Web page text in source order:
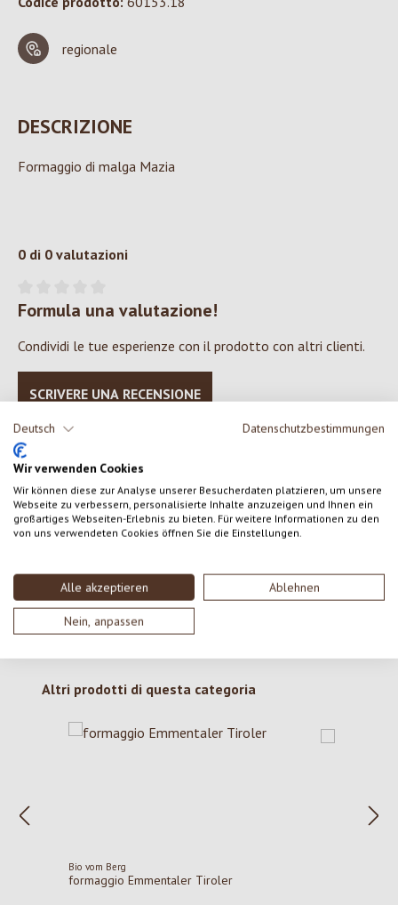
Deutsch Datenschutzbestimmungen
Wir verwenden Cookies
Wir können diese zur Analyse unserer Besucherdaten platzieren, um unsere
Webseite zu verbessern, personalisierte Inhalte anzuzeigen und Ihnen ein
großartiges Webseiten-Erlebnis zu bieten. Für weitere Informationen zu den
von uns verwendeten Cookies öffnen Sie die Einstellungen.
Alle akzeptieren Ablehnen
Nein, anpassen
regionale
DESCRIZIONE
Formaggio di malga Mazia
0 di 0 valutazioni
Valutazione media di 0 su 5 stelle
Formula una valutazione!
Condividi le tue esperienze con il prodotto con altri clienti.
SCRIVERE UNA RECENSIONE
Nessuna recensione trovata Condividi le tue opinioni
con gli altri.
Salta la galleria dei prodotti
Altri prodotti di questa categoria
Bio vom Berg
formaggio Emmentaler Tiroler